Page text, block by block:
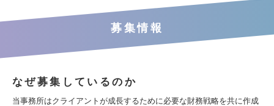
募集情報
なぜ募集しているのか
当事務所はクライアントが成長するために必要な財務戦略を共に作成